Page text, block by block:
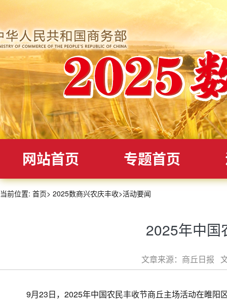
网站首页 专题首页
当前位置: 首页> 2025数商兴农庆丰收>活动要闻
2025年中国
文章来源：商丘日报
9月23日，2025年中国农民丰收节商丘主场活动在睢阳